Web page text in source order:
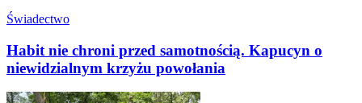
Świadectwo
Habit nie chroni przed samotnością. Kapucyn o
niewidzialnym krzyżu powołania